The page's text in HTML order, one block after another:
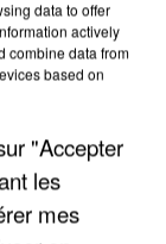
DE LA DZ
data to offer
actively
combine data from
based on
"Accepter
les
mes